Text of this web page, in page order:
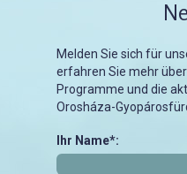
Melden Sie sich für
erfahren Sie mehr
Programme und die
Orosháza-
Ihr Name*: